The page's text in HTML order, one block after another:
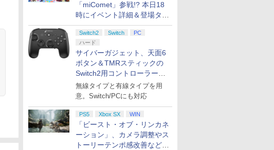
「miComet」参戦!? 本日18
時にイベント詳細＆登場タレ
ント公開
Switch2 Switch
PC
ハード
サイバーガジェット、天面6
ボタン＆TMRスティックの
Switch2用コントローラーを9
月下旬発売！
無線タイプと有線タイプを用
意。Switch/PCにも対応
PS5 Xbox SX WIN
「ビースト・オブ・リンカネ
ーション」、カメラ調整やス
トーリーテンポ感改善などの